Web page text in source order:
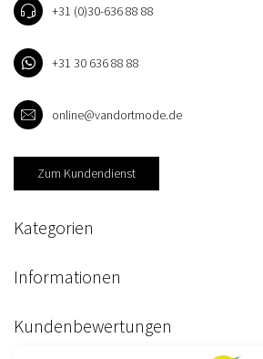
+31 (0)30-636 88 88
+31 30 636 88 88
online@vandortmode.de
Zum Kundendienst
Kategorien
Informationen
Kundenbewertungen